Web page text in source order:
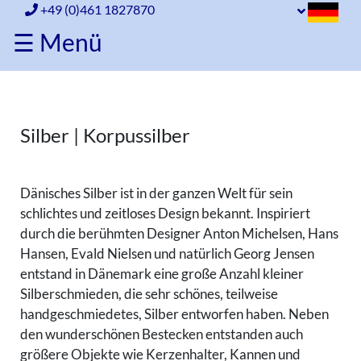
+49 (0)461 1827870
☰ Menü
Glas
Silber
Komplette
Bestecke
Besteckteile
Vorlegeteile
Korpussilber
Silber
Komplette
Bestecke
Besteckteile
Vorlegeteile
Korpussilber
Silberstempel
Silber | Korpussilber
Dänisches Silber ist in der ganzen Welt für sein
schlichtes und zeitloses Design bekannt. Inspiriert
durch die berühmten Designer Anton Michelsen, Hans
Hansen, Evald Nielsen und natürlich Georg Jensen
entstand in Dänemark eine große Anzahl kleiner
Silberschmieden, die sehr schönes, teilweise
handgeschmiedetes, Silber entworfen haben. Neben
den wunderschönen Bestecken entstanden auch
größere Objekte wie Kerzenhalter, Kannen und